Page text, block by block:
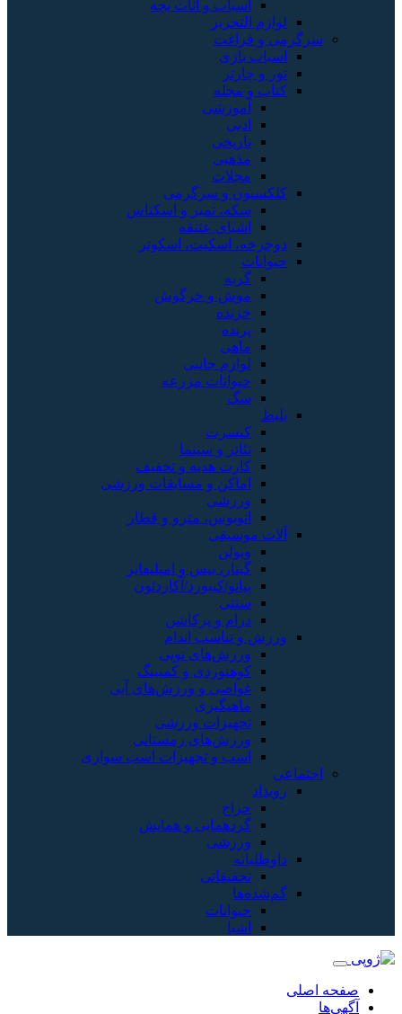
اسباب و اثاث بچه
لوازم التحریر
سرگرمی و فراغت
اسباب‌ بازی
تور و چارتر
کتاب و مجله
آموزشی
ادبی
تاریخی
مذهبی
مجلات
کلکسیون و سرگرمی
سکه، تمبر و اسکناس
اشیای عتیقه
دوچرخه، اسکیت، اسکوتر
حیوانات
گربه
موش و خرگوش
خزنده
پرنده
ماهی
لوازم جانبی
حیوانات مزرعه
سگ
بلیط
کنسرت
تئاتر و سینما
کارت هدیه و تخفیف
اماکن و مسابقات ورزشی
ورزشی
اتوبوس، مترو و قطار
آلات موسیقی
ویولن
گیتار، بیس و امپلیفایر
پیانو/کیبورد/آکاردئون
سنتی
درام و پرکاشن
ورزش و تناسب اندام
ورزش‌های توپی
کوهنوردی و کمپینگ
غواصی و ورزش‌های آبی
ماهیگیری
تجهیزات ورزشی
ورزش‌های زمستانی
اسب و تجهیزات اسب سواری
اجتماعی
رویداد
حراج
گردهمایی و همایش
ورزشی
داوطلبانه
تحقیقاتی
گم‌شده‌ها
حیوانات
اشیا
صفحه اصلی
آگهی‌ها